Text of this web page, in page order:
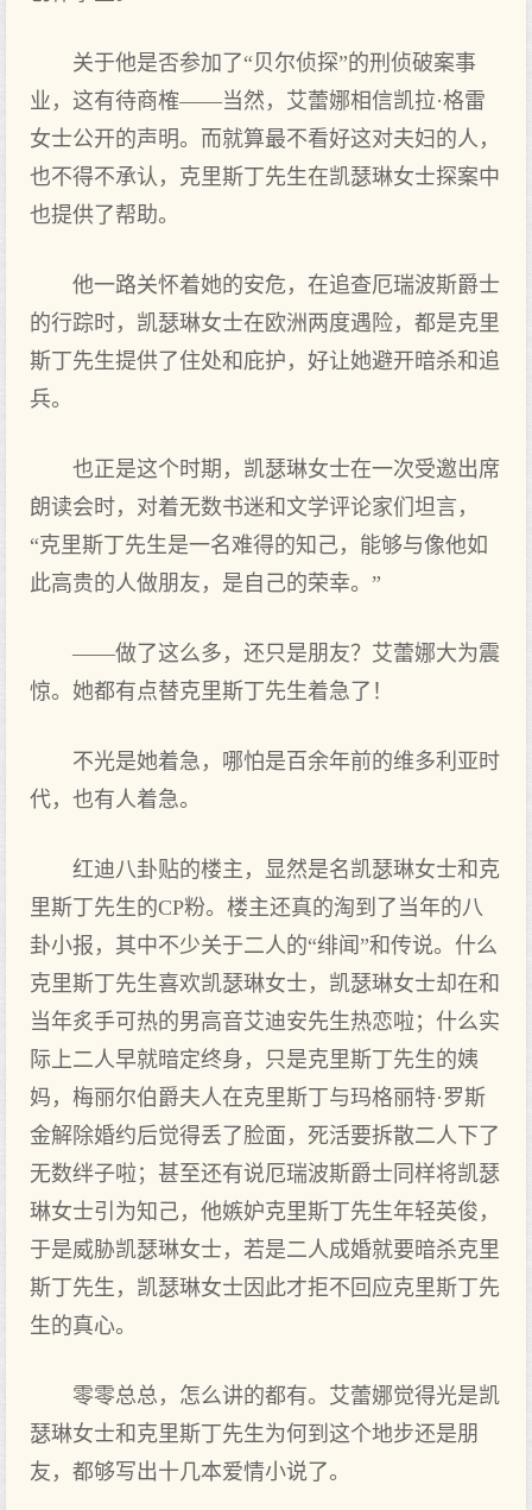
关于他是否参加了“贝尔侦探”的刑侦破案事
业，这有待商榷——当然，艾蕾娜相信凯拉·格雷
女士公开的声明。而就算最不看好这对夫妇的人，
也不得不承认，克里斯丁先生在凯瑟琳女士探案中
也提供了帮助。
他一路关怀着她的安危，在追查厄瑞波斯爵士
的行踪时，凯瑟琳女士在欧洲两度遇险，都是克里
斯丁先生提供了住处和庇护，好让她避开暗杀和追
兵。
也正是这个时期，凯瑟琳女士在一次受邀出席
朗读会时，对着无数书迷和文学评论家们坦言，
“克里斯丁先生是一名难得的知己，能够与像他如
此高贵的人做朋友，是自己的荣幸。”
——做了这么多，还只是朋友？艾蕾娜大为震
惊。她都有点替克里斯丁先生着急了！
不光是她着急，哪怕是百余年前的维多利亚时
代，也有人着急。
红迪八卦贴的楼主，显然是名凯瑟琳女士和克
里斯丁先生的CP粉。楼主还真的淘到了当年的八
卦小报，其中不少关于二人的“绯闻”和传说。什么
克里斯丁先生喜欢凯瑟琳女士，凯瑟琳女士却在和
当年炙手可热的男高音艾迪安先生热恋啦；什么实
际上二人早就暗定终身，只是克里斯丁先生的姨
妈，梅丽尔伯爵夫人在克里斯丁与玛格丽特·罗斯
金解除婚约后觉得丢了脸面，死活要拆散二人下了
无数绊子啦；甚至还有说厄瑞波斯爵士同样将凯瑟
琳女士引为知己，他嫉妒克里斯丁先生年轻英俊，
于是威胁凯瑟琳女士，若是二人成婚就要暗杀克里
斯丁先生，凯瑟琳女士因此才拒不回应克里斯丁先
生的真心。
零零总总，怎么讲的都有。艾蕾娜觉得光是凯
瑟琳女士和克里斯丁先生为何到这个地步还是朋
友，都够写出十几本爱情小说了。